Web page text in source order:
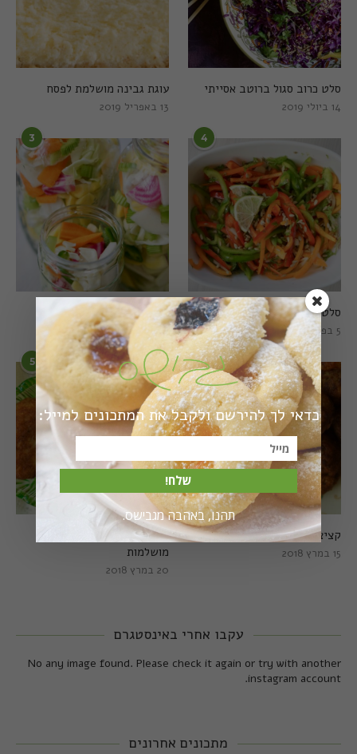
עוגת גבינה מושלמת לפסח
13 באפריל 2019
סלט כרוב סגול ברוטב אסייתי
14 ביולי 2019
3
חמוצים מהירים
1 באוגוסט 2022
4
סלט פלפלים טרי וצבעוני
5 בפברואר 2021
5
קציצות כרישה טבעוניות
מושלמות
20 במרץ 2018
6
קציצות כרישה מושלמות
15 במרץ 2018
עקבו אחרי באינסטגרם
No any image found. Please check it again or try with another
instagram account.
מתכונים אחרונים
כדאי לך להירשם ולקבל את המתכונים למייל:
שלח!
תהנו, באהבה מגבישס.